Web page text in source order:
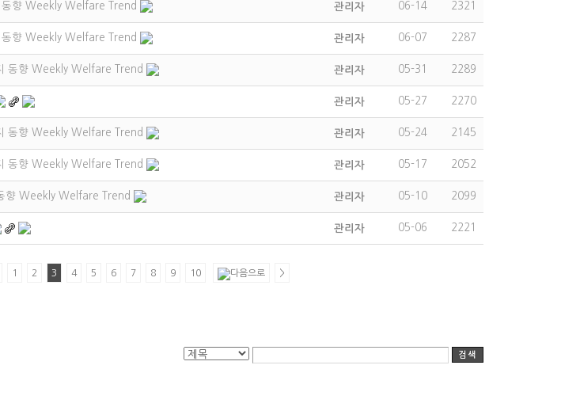
향 Weekly Welfare Trend 관리자 06-14 2321
향 Weekly Welfare Trend 관리자 06-07 2287
동향 Weekly Welfare Trend 관리자 05-31 2289
관리자 05-27 2270
동향 Weekly Welfare Trend 관리자 05-24 2145
동향 Weekly Welfare Trend 관리자 05-17 2052
향 Weekly Welfare Trend 관리자 05-10 2099
관리자 05-06 2221
1 2 3 4 5 6 7 8 9 10 >